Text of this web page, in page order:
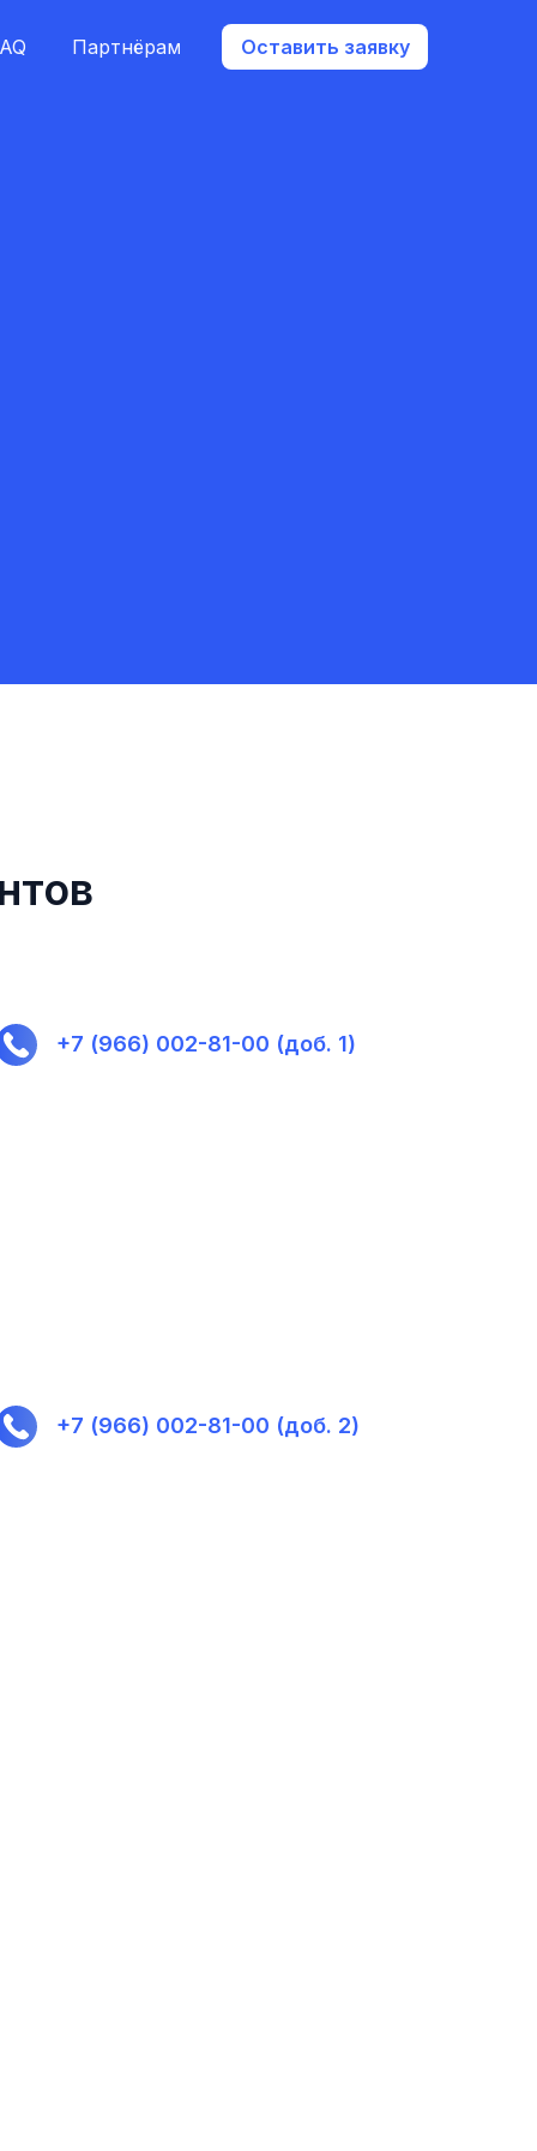
Оставить заявку
Партнёрам
+7 (966) 002-81-00 (доб. 1)
+7 (966) 002-81-00 (доб. 2)